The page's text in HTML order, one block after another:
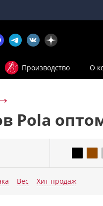
Производство О
Pola
Вес Хит продаж